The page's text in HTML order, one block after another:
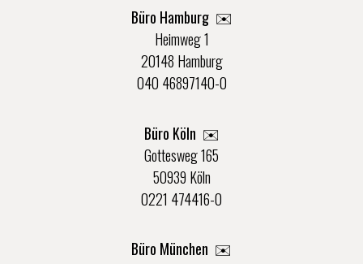
Büro Hamburg ✉️
Heimweg 1
20148 Hamburg
040 46897140-0
Büro Köln ✉️
Gottesweg 165
50939 Köln
0221 474416-0
Büro München ✉️